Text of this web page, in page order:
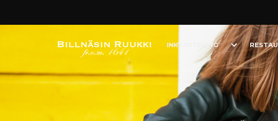
INKVARTERING
Toggle
Dropdown